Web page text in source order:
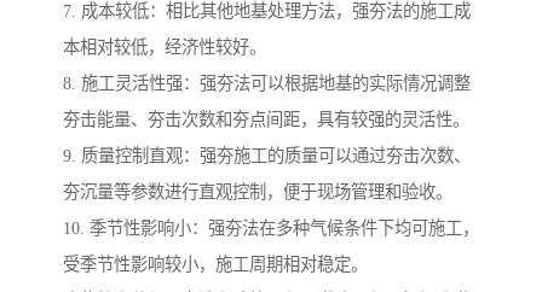
7. 成本较低：相比其他地基处理方法，强夯法的施工成
本相对较低，经济性较好。
8. 施工灵活性强：强夯法可以根据地基的实际情况调整
夯击能量、夯击次数和夯点间距，具有较强的灵活性。
9. 质量控制直观：强夯施工的质量可以通过夯击次数、
夯沉量等参数进行直观控制，便于现场管理和验收。
10. 季节性影响小：强夯法在多种气候条件下均可施工，
受季节性影响较小，施工周期相对稳定。